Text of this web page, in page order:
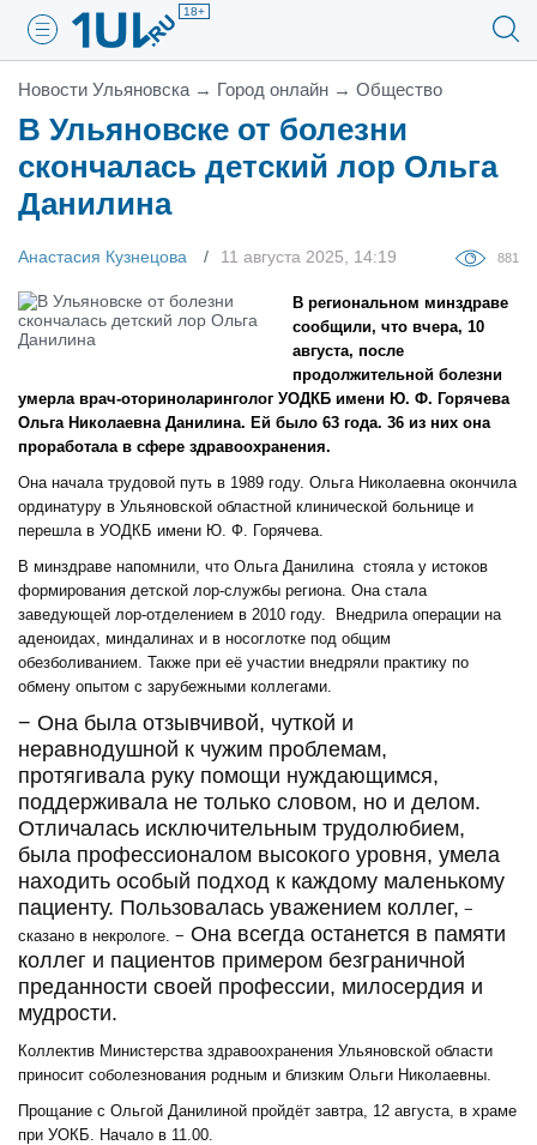
18+
Новости Ульяновска → Город онлайн → Общество
В Ульяновске от болезни
скончалась детский лор Ольга
Данилина
Анастасия Кузнецова 11 августа 2025, 14:19 881
В региональном минздраве
сообщили, что вчера, 10
августа, после
продолжительной болезни
умерла врач-оториноларинголог УОДКБ имени Ю. Ф. Горячева
Ольга Николаевна Данилина. Ей было 63 года. 36 из них она
проработала в сфере здравоохранения.
Она начала трудовой путь в 1989 году. Ольга Николаевна окончила
ординатуру в Ульяновской областной клинической больнице и
перешла в УОДКБ имени Ю. Ф. Горячева.
В минздраве напомнили, что Ольга Данилина стояла у истоков
формирования детской лор-службы региона. Она стала
заведующей лор-отделением в 2010 году. Внедрила операции на
аденоидах, миндалинах и в носоглотке под общим
обезболиванием. Также при её участии внедряли практику по
обмену опытом с зарубежными коллегами.
− Она была отзывчивой, чуткой и
неравнодушной к чужим проблемам,
протягивала руку помощи нуждающимся,
поддерживала не только словом, но и делом.
Отличалась исключительным трудолюбием,
была профессионалом высокого уровня, умела
находить особый подход к каждому маленькому
пациенту. Пользовалась уважением коллег, −
сказано в некрологе. − Она всегда останется в памяти
коллег и пациентов примером безграничной
преданности своей профессии, милосердия и
мудрости.
Коллектив Министерства здравоохранения Ульяновской области
приносит соболезнования родным и близким Ольги Николаевны.
Прощание с Ольгой Данилиной пройдёт завтра, 12 августа, в храме
при УОКБ. Начало в 11.00.